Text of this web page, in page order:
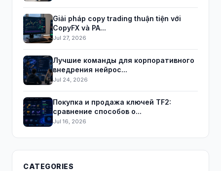
Giải pháp copy trading thuận tiện với
CopyFX và PA...
Jul 27, 2026
Лучшие команды для корпоративного
внедрения нейрос...
Jul 24, 2026
Покупка и продажа ключей TF2:
сравнение способов о...
Jul 16, 2026
CATEGORIES